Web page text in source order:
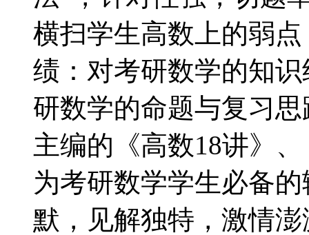
横扫学生高数上的弱
绩：对考研数学的知
研数学的命题与复习
主编的《高数18讲》
为考研数学学生必备
默，见解独特，激情澎